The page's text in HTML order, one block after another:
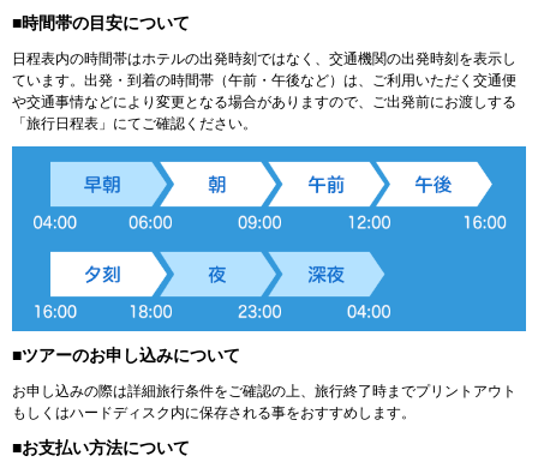
■時間帯の目安について
日程表内の時間帯はホテルの出発時刻ではなく、交通機関の出発時刻を表示し
ています。出発・到着の時間帯（午前・午後など）は、ご利用いただく交通便
や交通事情などにより変更となる場合がありますので、ご出発前にお渡しする
「旅行日程表」にてご確認ください。
■ツアーのお申し込みについて
お申し込みの際は詳細旅行条件をご確認の上、旅行終了時までプリントアウト
もしくはハードディスク内に保存される事をおすすめします。
■お支払い方法について